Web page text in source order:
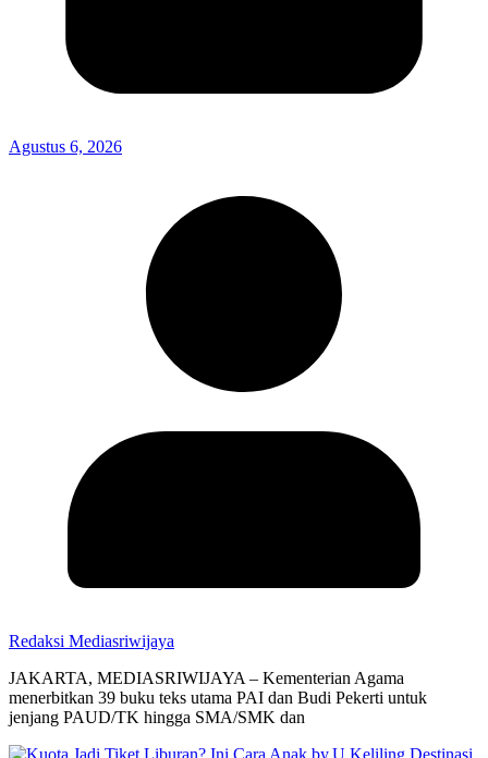
Agustus 6, 2026
Redaksi Mediasriwijaya
JAKARTA, MEDIASRIWIJAYA – Kementerian Agama
menerbitkan 39 buku teks utama PAI dan Budi Pekerti untuk
jenjang PAUD/TK hingga SMA/SMK dan